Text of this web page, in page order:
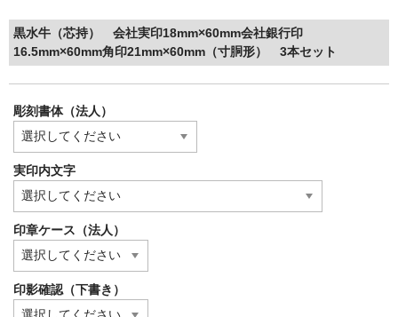
黒水牛（芯持） 会社実印18mm×60mm会社銀行印
16.5mm×60mm角印21mm×60mm（寸胴形） 3本セット
彫刻書体（法人）
実印内文字
印章ケース（法人）
印影確認（下書き）